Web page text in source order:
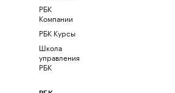
РБК
Компании
РБК Курсы
Школа
управления
РБК